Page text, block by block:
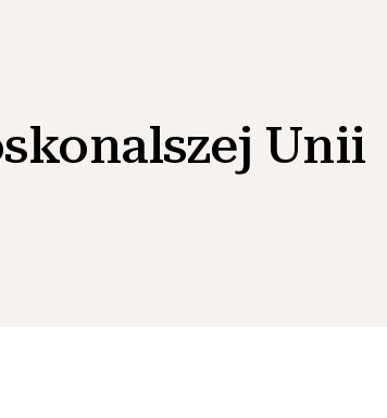
Unii